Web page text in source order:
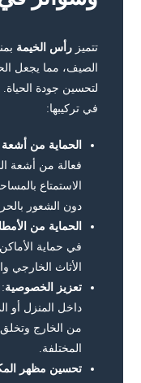
تتميزرأس الخيمة
الصيف، مما يجعل
لتحسين جودة
في تركيبها:
الحماية من
فعالة من أشعة
الاستمتاع
دون الشعور
الحماية من
في حماية
الأثاث الخارجي
تعزيز الخصوصية
داخل المنزل أو
من الخارج
المختلفة.
تحسين مظهر